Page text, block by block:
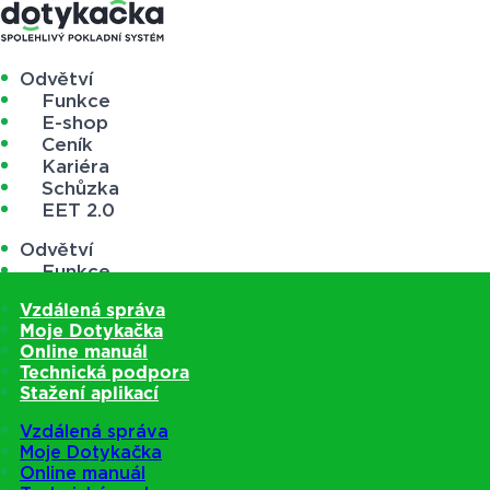
Odvětví
Funkce
E-shop
Ceník
Kariéra
Schůzka
EET 2.0
Odvětví
Funkce
Ceník
Kariéra
Schůzka
EET 2.0
Vzdálená správa
Moje Dotykačka
Online manuál
Technická podpora
Stažení aplikací
Vzdálená správa
Moje Dotykačka
Online manuál